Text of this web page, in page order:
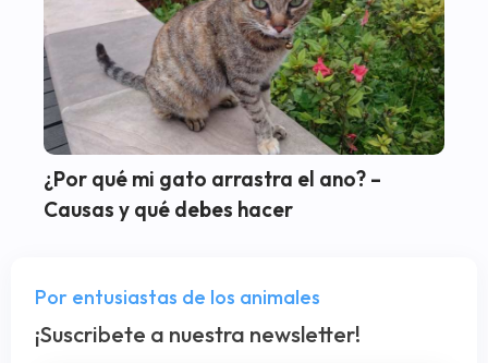
¿Por qué mi gato arrastra el ano? –
Causas y qué debes hacer
Por entusiastas de los animales
¡Suscribete a nuestra newsletter!